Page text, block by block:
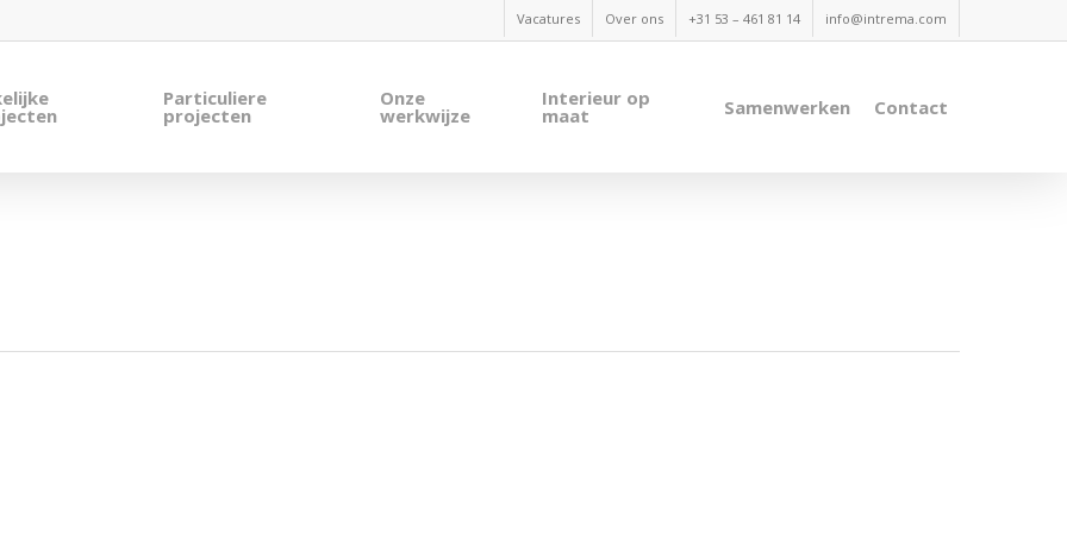
Vacatures Over ons +31 53 – 461 81 14 info@intrema.com
Particuliere
projecten
Onze
werkwijze
Interieur op
maat Samenwerken Contact